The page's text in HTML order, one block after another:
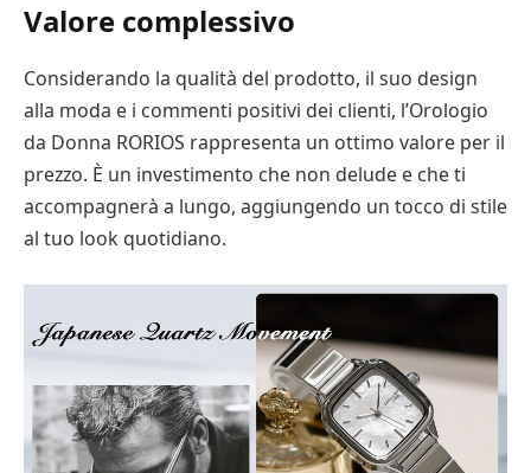
Valore complessivo
Considerando la qualità del prodotto, il suo design
alla moda e i commenti positivi dei clienti, l’Orologio
da Donna RORIOS rappresenta un ottimo valore per il
prezzo. È un investimento che non delude e che ti
accompagnerà a lungo, aggiungendo un tocco di stile
al tuo look quotidiano.